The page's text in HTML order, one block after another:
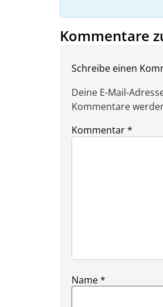
Kommentare
Schreibe einen
Deine E-Mail-
Kommentare
Kommentar*
Name*